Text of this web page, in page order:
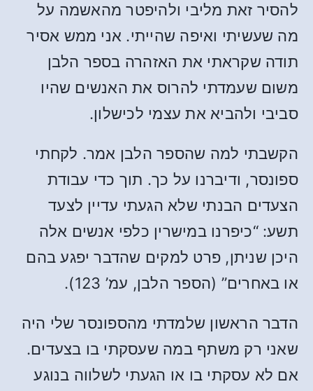
להסיר זאת מליבי ולהיפטר מהאשמה על
מה שעשיתי ואיפה שהייתי. אני ממש אסיר
תודה שקראתי את האזהרה בספר הלבן
משום שעמדתי להרוס את האנשים שהיו
סביבי ולהביא את עצמי לכישלון.
הקשבתי למה שהספר הלבן אמר. לקחתי
ספונסר, ודיברנו על כך. תוך כדי עבודת
הצעדים הבנתי שלא הגעתי עדיין לצעד
תשע: “כיפרנו במישרין כלפי אנשים אלה
היכן שניתן, פרט למקים שהדבר יפגע בהם
או באחרים” (הספר הלבן, עמ’ 123).
הדבר הראשון שלמדתי מהספונסר שלי היה
שאני רק משתף במה שעסקתי בו בצעדים.
אם לא עסקתי בו או הגעתי לשלווה בנוגע